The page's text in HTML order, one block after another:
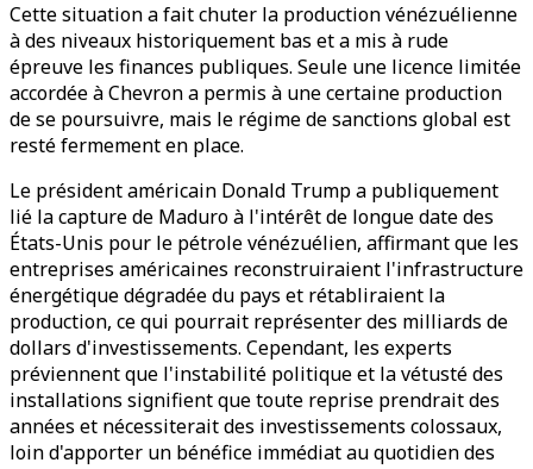
Cette situation a fait chuter la production vénézuélienne
à des niveaux historiquement bas et a mis à rude
épreuve les finances publiques. Seule une licence limitée
accordée à Chevron a permis à une certaine production
de se poursuivre, mais le régime de sanctions global est
resté fermement en place.
Le président américain Donald Trump a publiquement
lié la capture de Maduro à l'intérêt de longue date des
États-Unis pour le pétrole vénézuélien, affirmant que les
entreprises américaines reconstruiraient l'infrastructure
énergétique dégradée du pays et rétabliraient la
production, ce qui pourrait représenter des milliards de
dollars d'investissements. Cependant, les experts
préviennent que l'instabilité politique et la vétusté des
installations signifient que toute reprise prendrait des
années et nécessiterait des investissements colossaux,
loin d'apporter un bénéfice immédiat au quotidien des